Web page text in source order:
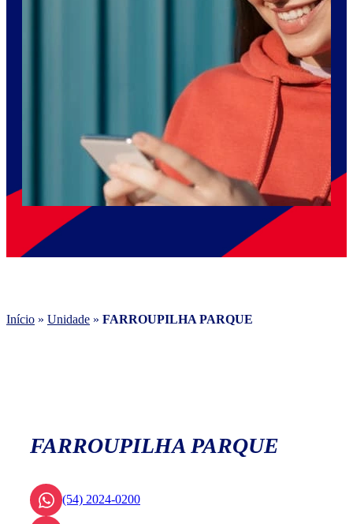
Início » Unidade » FARROUPILHA PARQUE
FARROUPILHA PARQUE
(54) 2024-0200